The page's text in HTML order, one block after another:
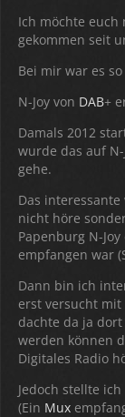
Ich möchte
gekommen seit
Bei mir war es
N-Joy von DAB+
Damals 2012
wurde das auf
gehe.
Das
nicht höre
Papenburg N-
empfangen war
Dann bin ich
erst versucht mit
dachte da ja
werden können
Digitales Radio
Jedoch stellte
(Ein Mux